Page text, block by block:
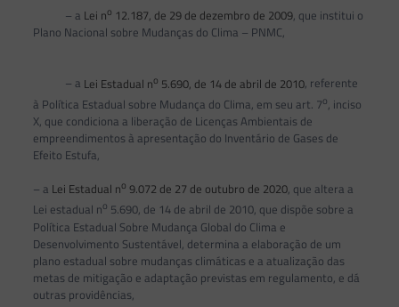
– a Lei no 12.187, de 29 de dezembro de 2009, que institui o
Plano Nacional sobre Mudanças do Clima – PNMC,
– a Lei Estadual no 5.690, de 14 de abril de 2010, referente
à Política Estadual sobre Mudança do Clima, em seu art. 7o, inciso
X, que condiciona a liberação de Licenças Ambientais de
empreendimentos à apresentação do Inventário de Gases de
Efeito Estufa,
– a Lei Estadual no 9.072 de 27 de outubro de 2020, que altera a
Lei estadual no 5.690, de 14 de abril de 2010, que dispõe sobre a
Política Estadual Sobre Mudança Global do Clima e
Desenvolvimento Sustentável, determina a elaboração de um
plano estadual sobre mudanças climáticas e a atualização das
metas de mitigação e adaptação previstas em regulamento, e dá
outras providências,